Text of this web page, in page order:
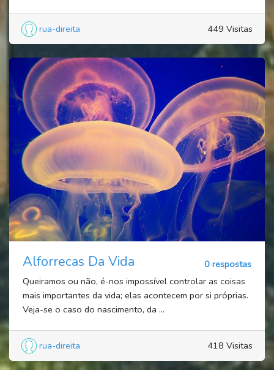
rua-direita 449 Visitas
Alforrecas Da Vida
0 respostas
Queiramos ou não, é-nos impossível controlar as coisas
mais importantes da vida; elas acontecem por si próprias.
Veja-se o caso do nascimento, da ...
rua-direita 418 Visitas